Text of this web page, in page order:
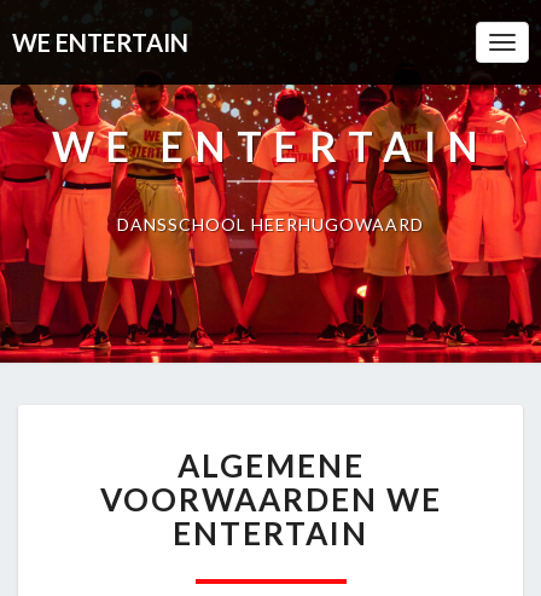
WE ENTERTAIN
WE ENTERTAIN
DANSSCHOOL HEERHUGOWAARD
VOORWAARDEN
WE
ENTERTAIN
ALGEMENE
VOORWAARDEN WE
ENTERTAIN